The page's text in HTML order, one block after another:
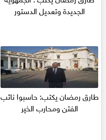
الجديدة وتعديل الدستور
طارق رمضان يكتب: حاسبوا نائب
الفتن ومحارب الخير